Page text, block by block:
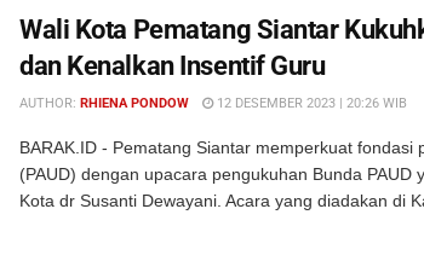
Wali Kota Pematang Siantar
dan Kenalkan Insentif Guru
AUTHOR: RHIENA PONDOW 12 DESEMBER 2023 | 20:26 WIB
BARAK.ID - Pematang Siantar memperkuat fondasi
(PAUD) dengan upacara pengukuhan Bunda PAUD
Kota dr Susanti Dewayani. Acara yang diadakan di